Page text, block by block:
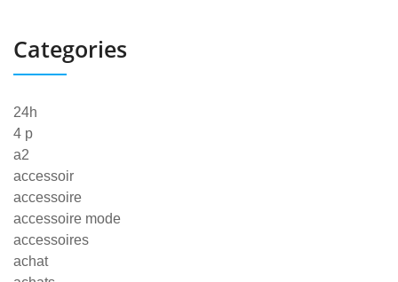
Categories
24h
4 p
a2
accessoir
accessoire
accessoire mode
accessoires
achat